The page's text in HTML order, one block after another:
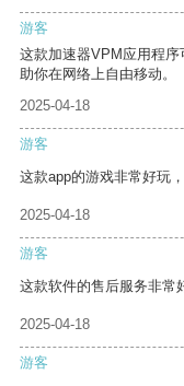
游客
这款加速器VPM应用程
助你在网络上自由移动。
2025-04-18
游客
这款app的游戏非常好玩
2025-04-18
游客
这款软件的售后服务非常
2025-04-18
游客